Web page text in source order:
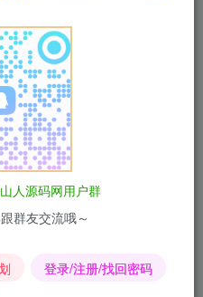
。访问域名按照提示安
扩展。
很多人都会吧。这里就不发
面反馈。人多我会出教程！
人源码网用户群
群友交流哦～
登录/注册/找回密码